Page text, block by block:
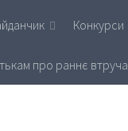
Конкурси
про раннє